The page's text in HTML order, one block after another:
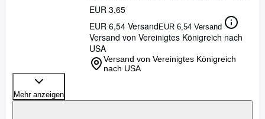
EUR 3,65
EUR 6,54 VersandEUR 6,54 Versand
Versand von Vereinigtes Königreich nach
USA
Versand von Vereinigtes Königreich
nach USA
Mehr anzeigen